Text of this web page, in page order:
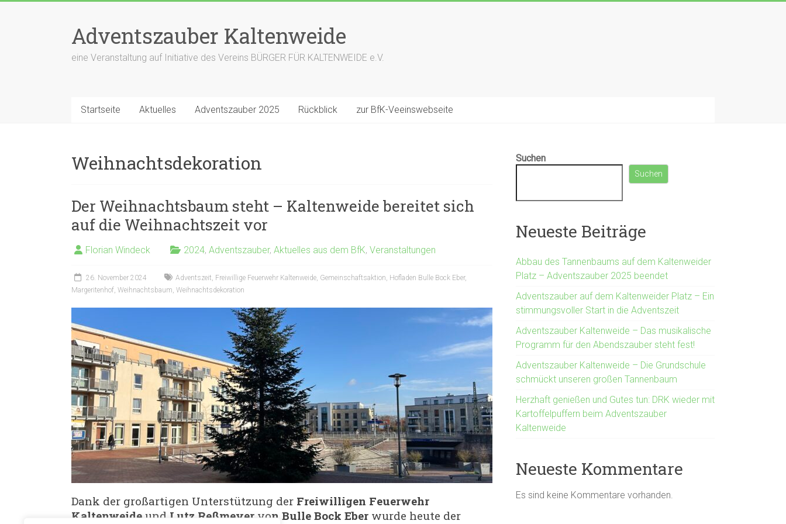
Adventszauber Kaltenweide
eine Veranstaltung auf Initiative des Vereins BÜRGER FÜR KALTENWEIDE e.V.
Startseite Aktuelles Adventszauber 2025 Rückblick zur BfK-Veeinswebseite
Weihnachtsdekoration
Der Weihnachtsbaum steht – Kaltenweide bereitet sich
auf die Weihnachtszeit vor
Florian Windeck 2024, Adventszauber, Aktuelles aus dem BfK, Veranstaltungen
26. November 2024 Adventszeit, Freiwillige Feuerwehr Kaltenweide, Gemeinschaftsaktion, Hofladen Bulle Bock Eber,
Margeritenhof, Weihnachtsbaum, Weihnachtsdekoration
Dank der großartigen Unterstützung der Freiwilligen Feuerwehr
Kaltenweide und Lutz Reßmeyer von Bulle Bock Eber wurde heute der
Suchen
Suchen
Neueste Beiträge
Abbau des Tannenbaums auf dem Kaltenweider
Platz – Adventszauber 2025 beendet
Adventszauber auf dem Kaltenweider Platz – Ein
stimmungsvoller Start in die Adventszeit
Adventszauber Kaltenweide – Das musikalische
Programm für den Abendszauber steht fest!
Adventszauber Kaltenweide – Die Grundschule
schmückt unseren großen Tannenbaum
Herzhaft genießen und Gutes tun: DRK wieder mit
Kartoffelpuffern beim Adventszauber
Kaltenweide
Neueste Kommentare
Es sind keine Kommentare vorhanden.